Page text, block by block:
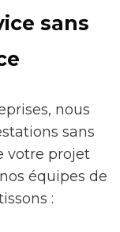
sans
nous
sans
votre projet
équipes de
: